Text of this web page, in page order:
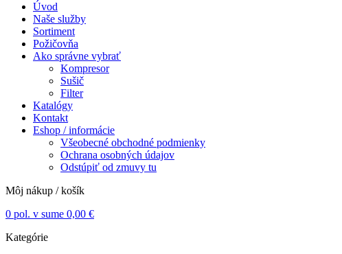
Úvod
Naše služby
Sortiment
Požičovňa
Ako správne vybrať
Kompresor
Sušič
Filter
Katalógy
Kontakt
Eshop / informácie
Všeobecné obchodné podmienky
Ochrana osobných údajov
Odstúpiť od zmuvy tu
Môj nákup / košík
0 pol. v sume 0,00 €
Kategórie